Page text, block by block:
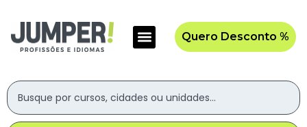
Quero Desconto %